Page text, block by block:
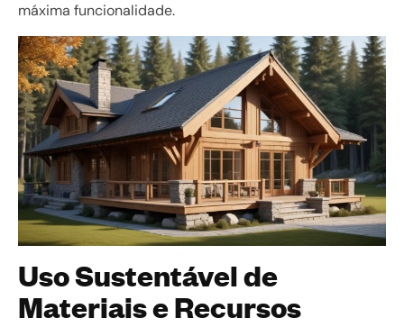
máxima funcionalidade.
Uso Sustentável de
Materiais e Recursos